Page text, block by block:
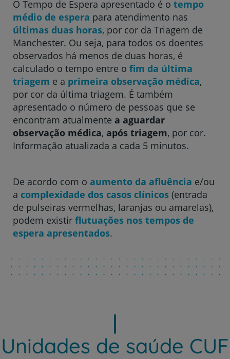
Hospital CUF Descobertas - Lisboa
Hospital CUF Faro
Clínica CUF Funchal
Clínica CUF Guia - AlgarveShopping
Hospital CUF Madeira
Hospital CUF Santarém
Hospital CUF Sintra
Hospital CUF Tejo - Lisboa
O Tempo de Espera apresentado é o tempo
médio de espera para atendimento nas
últimas duas horas, por cor da Triagem de
Manchester. Ou seja, para todos os doentes
observados há menos de duas horas, é
calculado o tempo entre o fim da última
triagem e a primeira observação médica,
por cor da última triagem. É também
apresentado o número de pessoas que se
encontram atualmente a aguardar
observação médica, após triagem, por cor.
Informação atualizada a cada 5 minutos.
De acordo com o aumento da afluência e/ou
a complexidade dos casos clínicos (entrada
de pulseiras vermelhas, laranjas ou amarelas),
podem existir flutuações nos tempos de
espera apresentados.
Unidades de saúde CUF